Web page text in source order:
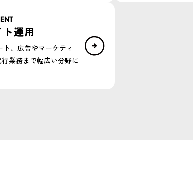
運用
、広告やマーケティ
業務まで幅広い分野に